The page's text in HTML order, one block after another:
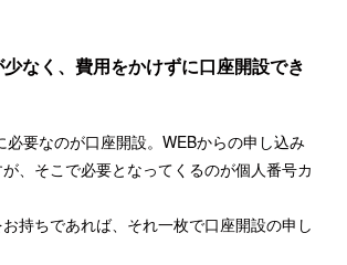
なく、費用をかけずに口座開設でき
必要なのが口座開設。WEBからの申し込み
、そこで必要となってくるのが個人番号カ
持ちであれば、それ一枚で口座開設の申し